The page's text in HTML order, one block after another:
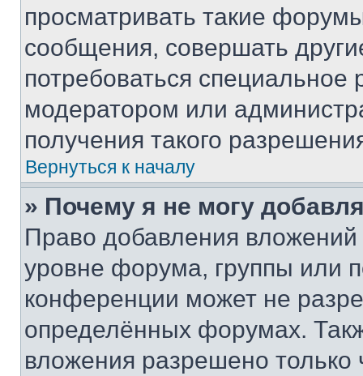
просматривать такие
сообщения, совершать
потребоваться
модератором или
получения такого
Вернуться к началу
» Почему я не могу
Право добавления
уровне форума, группы или
конференции может не
определённых форумах.
вложения разрешено